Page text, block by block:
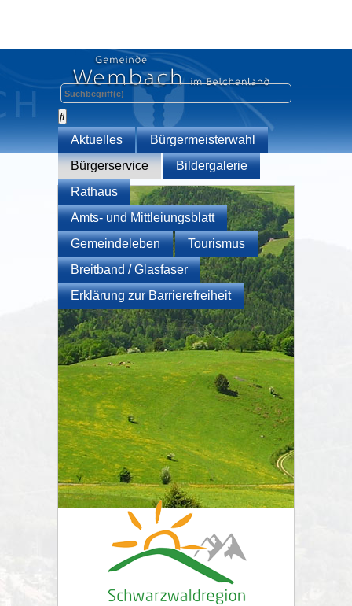
Aktuelles
Bürgermeisterwahl
Bürgerservice
Bildergalerie
Rathaus
Amts- und Mittleiungsblatt
Gemeindeleben
Tourismus
Breitband / Glasfaser
Erklärung zur Barrierefreiheit